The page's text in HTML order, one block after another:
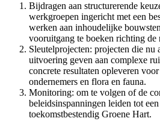
Bijdragen aan structurerende
werkgroepen ingericht met een
werken aan inhoudelijke
vooruitgang te boeken richting de
Sleutelprojecten: projecten die nu
uitvoering geven aan complexe
concrete resultaten opleveren
ondernemers en flora en fauna.
Monitoring: om te volgen of de
beleidsinspanningen leiden tot
toekomstbestendig Groene Hart.